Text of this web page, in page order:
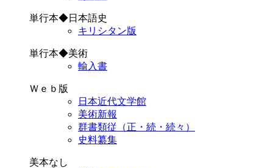
単行本◆日本語史
キリシタン版
単行本◆美術
輸入書
Ｗｅｂ版
日本近代文学館
美術新報
群書類従（正・続・続々）
史料纂集
美本なし